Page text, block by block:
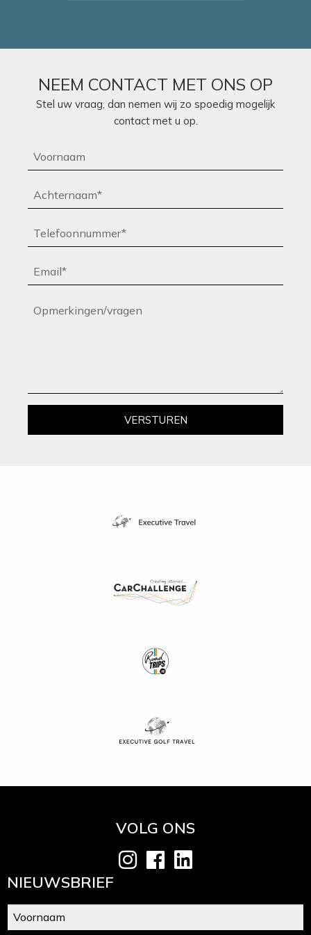
duiken, zeilen. Maar ook de veelgeprezen Anazoe Spa is
absoluut top.
NEEM CONTACT MET ONS OP
Stel uw vraag, dan nemen wij zo spoedig mogelijk
contact met u op.
VOLG ONS
NIEUWSBRIEF